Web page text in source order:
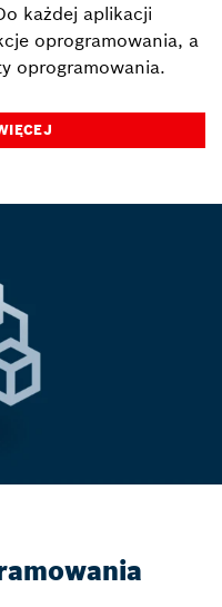
każdej aplikacji
oprogramowania, a
oprogramowania.